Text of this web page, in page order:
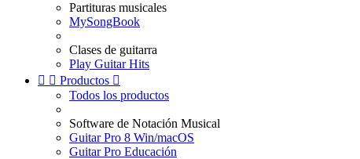
Partituras musicales
MySongBook
Clases de guitarra
Play Guitar Hits
  Productos 
Todos los productos
Software de Notación Musical
Guitar Pro 8 Win/macOS
Guitar Pro Educación